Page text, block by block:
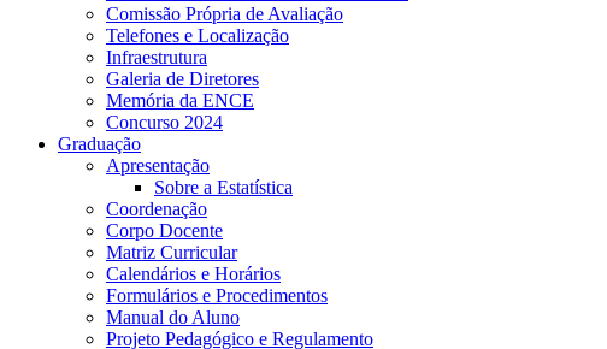
Comissão Própria de Avaliação
Telefones e Localização
Infraestrutura
Galeria de Diretores
Memória da ENCE
Concurso 2024
Graduação
Apresentação
Sobre a Estatística
Coordenação
Corpo Docente
Matriz Curricular
Calendários e Horários
Formulários e Procedimentos
Manual do Aluno
Projeto Pedagógico e Regulamento